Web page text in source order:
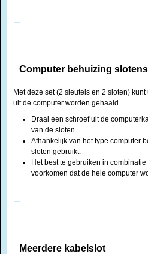
Computer behuizing
Met deze set (2 sleutels en 2 sloten)
uit de computer worden gehaald.
Draai een schroef uit de
van de sloten.
Afhankelijk van het type computer
sloten gebruikt.
Het best te gebruiken in
voorkomen dat de hele computer
Meerdere kabelslot